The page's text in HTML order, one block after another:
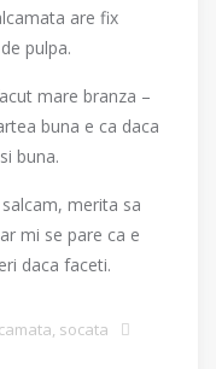
are fix
pulpa.
mare branza –
buna e ca daca
buna.
merita sa
mi se pare ca e
daca faceti.
, socata